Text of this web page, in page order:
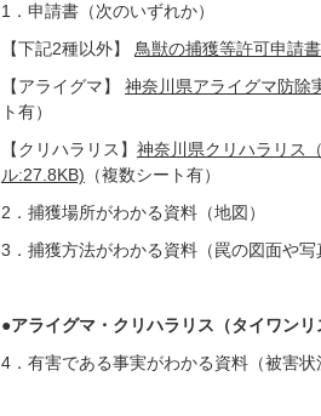
1．申請書（次のいずれか）
【下記2種以外】 鳥獣の捕獲等許可申請
【アライグマ】 神奈川県アライグマ防除
ト有）
【クリハラリス】 神奈川県クリハラリス
ル:27.8KB) （複数シート有）
2．捕獲場所がわかる資料（地図）
3．捕獲方法がわかる資料（罠の図面や写
●アライグマ・クリハラリス（タイワン
4．有害である事実がわかる資料（被害状